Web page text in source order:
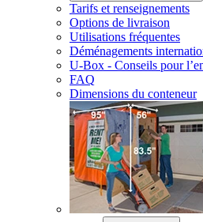
Tarifs et renseignements
Options de livraison
Utilisations fréquentes
Déménagements
U-Box - Conseils pour
FAQ
Dimensions du conteneur